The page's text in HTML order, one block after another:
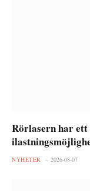
Rörlasern har
NYHETER 2026-08-07